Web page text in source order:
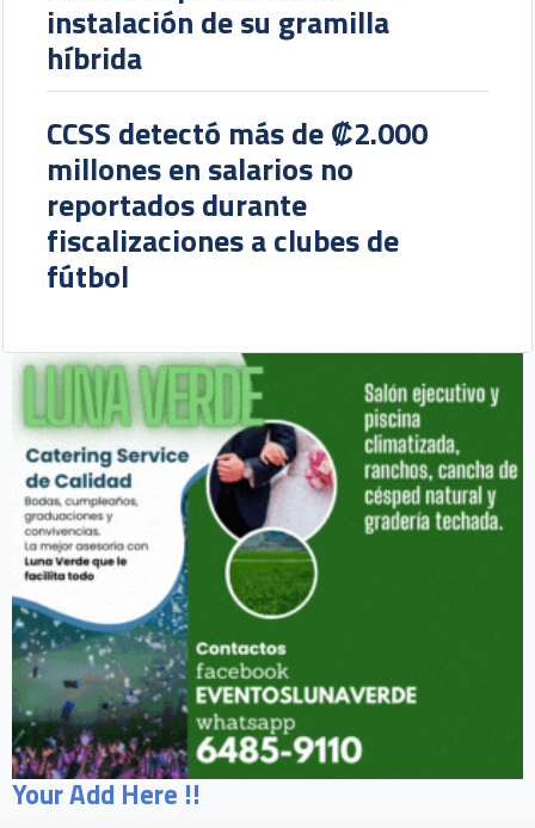
instalación de su gramilla
híbrida
CCSS detectó más de ₡2.000
millones en salarios no
reportados durante
fiscalizaciones a clubes de
fútbol
Your Add Here !!